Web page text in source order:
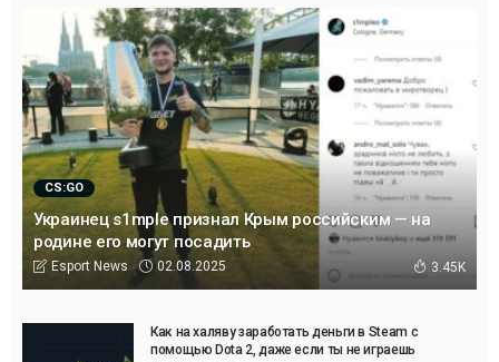
CS:GO
Украинец s1mple признал Крым российским — на
родине его могут посадить
Esport News 02.08.2025 3.45K
Как на халяву заработать деньги в Steam с
помощью Dota 2, даже если ты не играешь